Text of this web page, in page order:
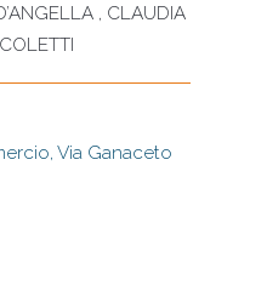
, CLAUDIA
Via Ganaceto